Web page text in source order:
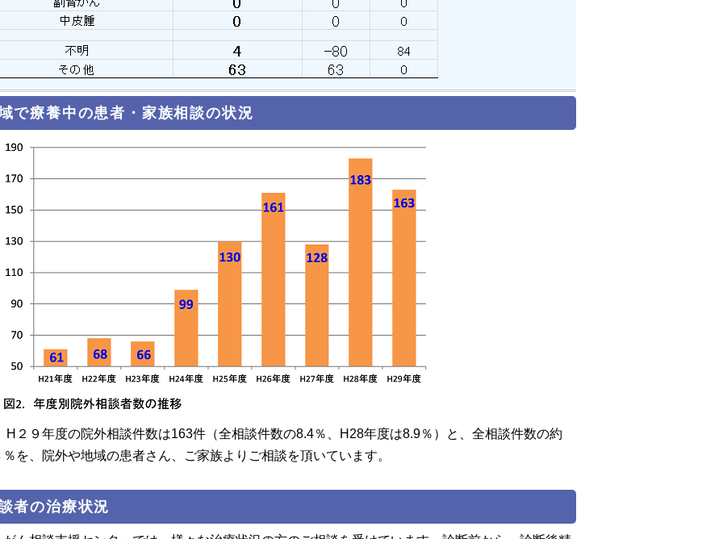
で療養中の患者・家族相談の状況
９年度の院外相談件数は163件（全相談件数の8.4％、H28年度は8.9％）と、全相談件数の約
％を、院外や地域の患者さん、ご家族よりご相談を頂いています。
者の治療状況